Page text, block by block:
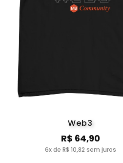
Web3
R$ 64,90
6x de R$ 10,82 sem juros